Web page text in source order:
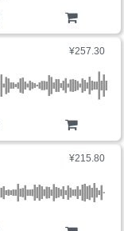
购物车
¥257.30
购物车
¥215.80